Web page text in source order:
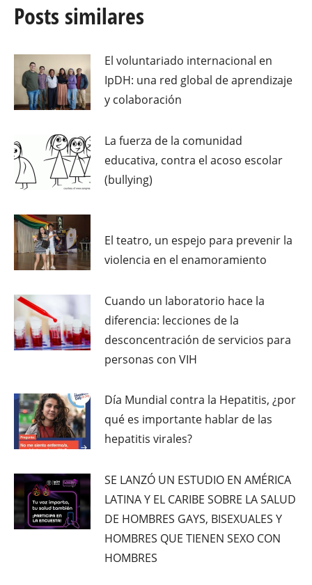
Posts similares
El voluntariado internacional en
IpDH: una red global de aprendizaje
y colaboración
La fuerza de la comunidad
educativa, contra el acoso escolar
(bullying)
El teatro, un espejo para prevenir la
violencia en el enamoramiento
Cuando un laboratorio hace la
diferencia: lecciones de la
desconcentración de servicios para
personas con VIH
Día Mundial contra la Hepatitis, ¿por
qué es importante hablar de las
hepatitis virales?
SE LANZÓ UN ESTUDIO EN AMÉRICA
LATINA Y EL CARIBE SOBRE LA SALUD
DE HOMBRES GAYS, BISEXUALES Y
HOMBRES QUE TIENEN SEXO CON
HOMBRES